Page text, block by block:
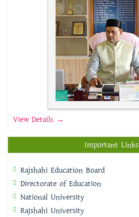
View Details →
Important Links
Rajshahi Education Board
Directorate of Education
National University
Rajshahi University